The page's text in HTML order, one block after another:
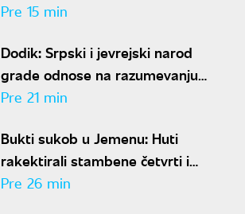
kontrole prema Španiji pre 15.
Pre 15 min
Dodik: Srpski i jevrejski narod
grade odnose na razumevanju i
prijateljstvu
Pre 21 min
Bukti sukob u Jemenu: Huti
rakektirali stambene četvrti i
kamp za raseljena lica, ima
Pre 26 min